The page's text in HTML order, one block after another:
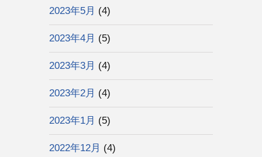
2023年5月 (4)
2023年4月 (5)
2023年3月 (4)
2023年2月 (4)
2023年1月 (5)
2022年12月 (4)